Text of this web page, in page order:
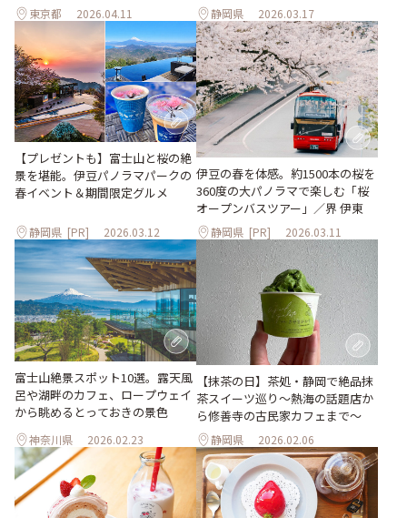
東京都 2026.04.11 静岡県 2026.03.17
【プレゼントも】富士山と桜の絶
景を堪能。伊豆パノラマパークの
春イベント＆期間限定グルメ
静岡県 [PR] 2026.03.12
伊豆の春を体感。約1500本の桜を
360度の大パノラマで楽しむ「桜
オープンバスツアー」／界 伊東
静岡県 [PR] 2026.03.11
富士山絶景スポット10選。露天風
呂や湖畔のカフェ、ロープウェイ
から眺めるとっておきの景色
神奈川県 2026.02.23
【抹茶の日】茶処・静岡で絶品抹
茶スイーツ巡り～熱海の話題店か
ら修善寺の古民家カフェまで～
静岡県 2026.02.06